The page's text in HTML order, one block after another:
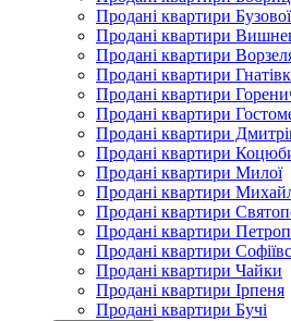
Продані квартири Бузової
Продані квартири
Продані квартири
Продані квартири
Продані квартири
Продані квартири
Продані квартири
Продані квартири
Продані квартири Милої
Продані квартири
Продані квартири
Продані квартири
Продані квартири
Продані квартири Чайки
Продані квартири Ірпеня
Продані квартири Бучі